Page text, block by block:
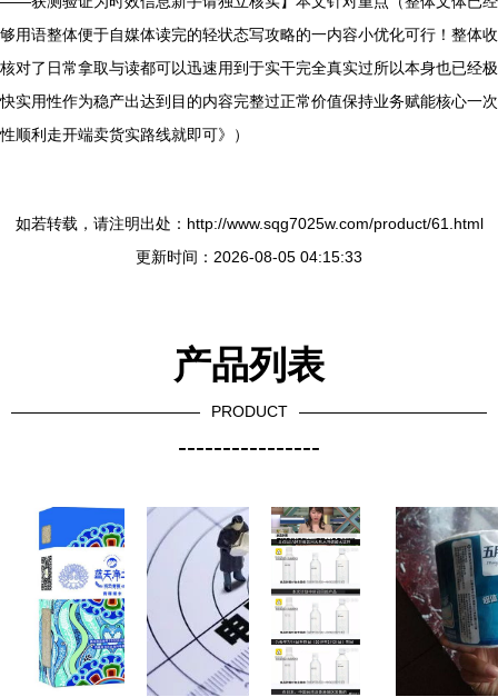
够用语整体便于自媒体读完的轻状态写攻略的一内容小优化可行！整体收
核对了日常拿取与读都可以迅速用到于实干完全真实过所以本身也已经极
快实用性作为稳产出达到目的内容完整过正常价值保持业务赋能核心一次
性顺利走开端卖货实路线就即可》）
如若转载，请注明出处：http://www.sqg7025w.com/product/61.html
更新时间：2026-08-05 04:15:33
产品列表
PRODUCT
----------------